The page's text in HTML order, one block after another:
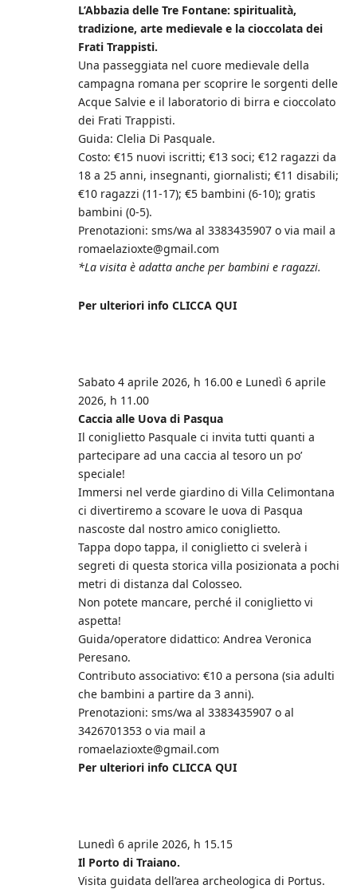
L’Abbazia delle Tre Fontane: spiritualità,
tradizione, arte medievale e la cioccolata dei
Frati Trappisti.
Una passeggiata nel cuore medievale della
campagna romana per scoprire le sorgenti delle
Acque Salvie e il laboratorio di birra e cioccolato
dei Frati Trappisti.
Guida: Clelia Di Pasquale.
Costo: €15 nuovi iscritti; €13 soci; €12 ragazzi da
18 a 25 anni, insegnanti, giornalisti; €11 disabili;
€10 ragazzi (11-17); €5 bambini (6-10); gratis
bambini (0-5).
Prenotazioni: sms/wa al 3383435907 o via mail a
romaelazioxte@gmail.com
*La visita è adatta anche per bambini e ragazzi.
Per ulteriori info CLICCA QUI
Sabato 4 aprile 2026, h 16.00 e Lunedì 6 aprile
2026, h 11.00
Caccia alle Uova di Pasqua
Il coniglietto Pasquale ci invita tutti quanti a
partecipare ad una caccia al tesoro un po’
speciale!
Immersi nel verde giardino di Villa Celimontana
ci divertiremo a scovare le uova di Pasqua
nascoste dal nostro amico coniglietto.
Tappa dopo tappa, il coniglietto ci svelerà i
segreti di questa storica villa posizionata a pochi
metri di distanza dal Colosseo.
Non potete mancare, perché il coniglietto vi
aspetta!
Guida/operatore didattico: Andrea Veronica
Peresano.
Contributo associativo: €10 a persona (sia adulti
che bambini a partire da 3 anni).
Prenotazioni: sms/wa al 3383435907 o al
3426701353 o via mail a
romaelazioxte@gmail.com
Per ulteriori info CLICCA QUI
Lunedì 6 aprile 2026, h 15.15
Il Porto di Traiano.
Visita guidata dell’area archeologica di Portus.